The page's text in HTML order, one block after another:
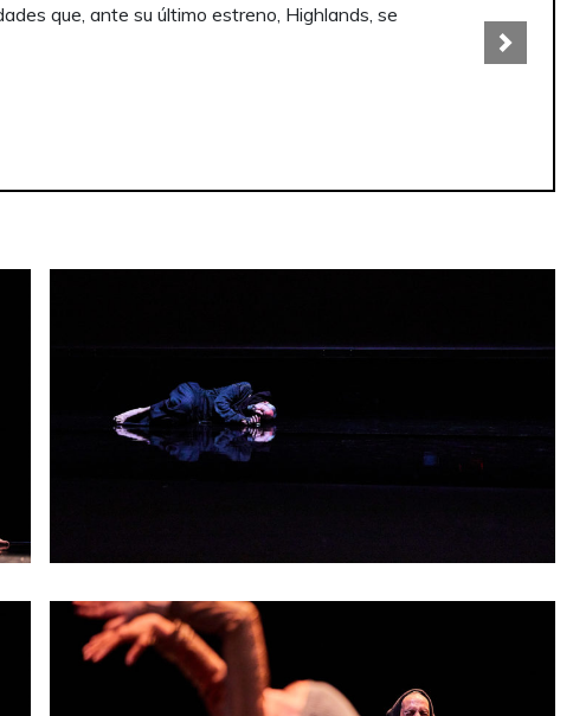
percibe el individualismo que les corroe. “
Next